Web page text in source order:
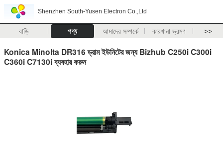
Shenzhen South-Yusen Electron Co.,Ltd
বাড়ি পণ্য আমাদের সম্পর্কে কারখানা ভ্রমণ >>
Konica Minolta DR316 ড্রাম ইউনিটের জন্য Bizhub C250i C300i
C360i C7130i ব্যবহার করুন